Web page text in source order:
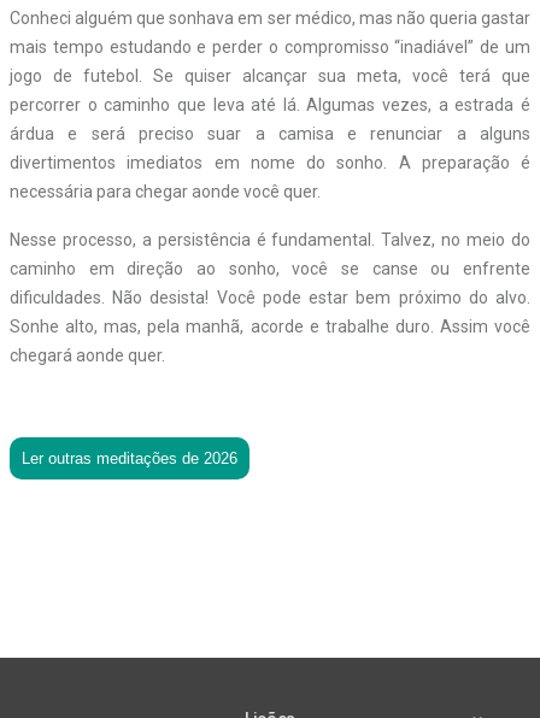
Conheci alguém que sonhava em ser médico, mas não queria gastar
mais tempo estudando e perder o compromisso “inadiável” de um
jogo de futebol. Se quiser alcançar sua meta, você terá que
percorrer o caminho que leva até lá. Algumas vezes, a estrada é
árdua e será preciso suar a camisa e renunciar a alguns
divertimentos imediatos em nome do sonho. A preparação é
necessária para chegar aonde você quer.
Nesse processo, a persistência é fundamental. Talvez, no meio do
caminho em direção ao sonho, você se canse ou enfrente
dificuldades. Não desista! Você pode estar bem próximo do alvo.
Sonhe alto, mas, pela manhã, acorde e trabalhe duro. Assim você
chegará aonde quer.
Ler outras meditações de 2026